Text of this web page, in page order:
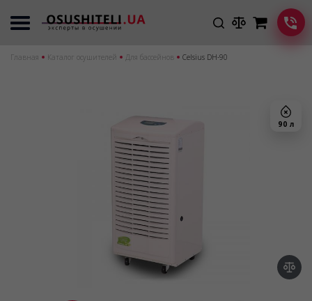
Главная Каталог осушителей Для бассейнов Сelsius DH-90
90 л